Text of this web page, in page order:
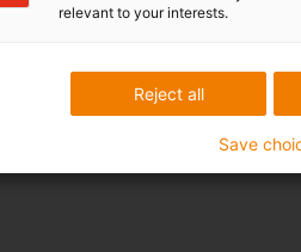
relevant to your interests.
Reject all
Save